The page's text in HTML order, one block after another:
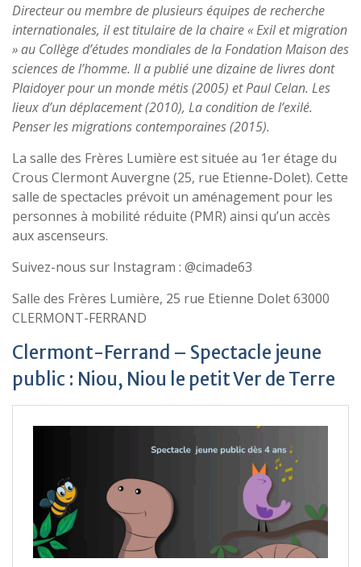
Directeur ou membre de plusieurs équipes de recherche
internationales, il est titulaire de la chaire « Exil et migration
» au Collège d’études mondiales de la Fondation Maison des
sciences de l’homme. Il a publié une dizaine de livres dont
Plaidoyer pour un monde métis (2005) et Paul Celan. Les
lieux d’un déplacement (2010), La condition de l’exilé.
Penser les migrations contemporaines (2015).
La salle des Frères Lumière est située au 1er étage du
Crous Clermont Auvergne (25, rue Etienne-Dolet). Cette
salle de spectacles prévoit un aménagement pour les
personnes à mobilité réduite (PMR) ainsi qu’un accès
aux ascenseurs.
Suivez-nous sur Instagram : @cimade63
Salle des Frères Lumière, 25 rue Etienne Dolet 63000
CLERMONT-FERRAND
Clermont-Ferrand – Spectacle jeune
public : Niou, Niou le petit Ver de Terre